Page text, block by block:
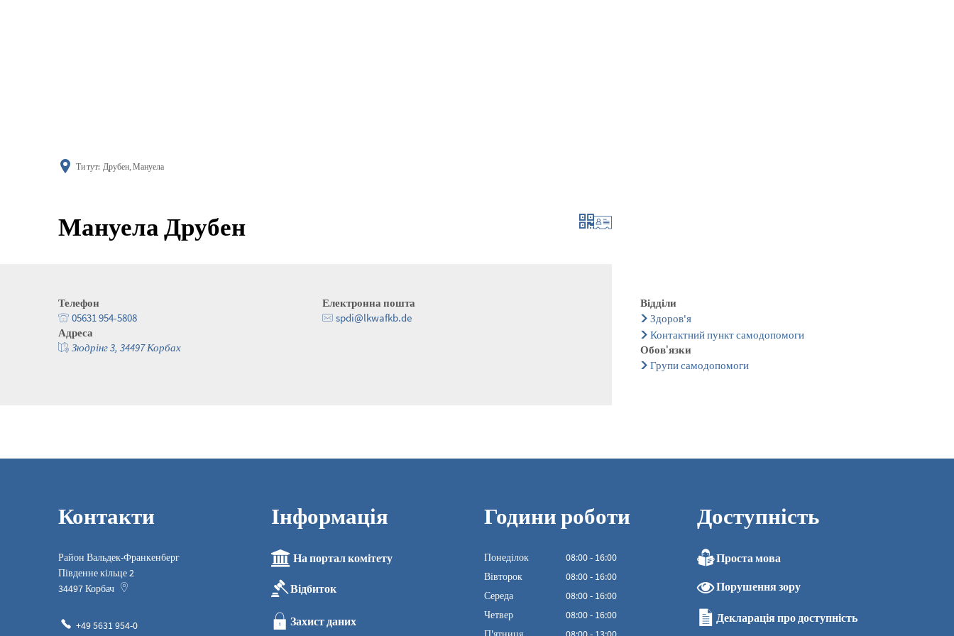
Ти тут: Друбен, Мануела
Мануела Друбен
Телефон
05631 954-5808
Електронна пошта
spdi@lkwafkb.de
Адреса
Зюдрінг 3, 34497 Корбах
Відділи
Здоров'я
Контактний пункт самодопомоги
Обов'язки
Групи самодопомоги
Контакти
Район Вальдек-Франкенберг
Південне кільце 2
34497Корбач
+49 5631 954-0
Інформація
На портал комітету
Відбиток
Захист даних
Години роботи
Понеділок 08:00- 16:00
З 08:00 до 16:00
Вівторок 08:00- 16:00
З 08:00 до 16:00
Середа 08:00- 16:00
З 08:00 до 16:00
Четвер 08:00- 16:00
З 08:00 до 16:00
Доступність
Проста мова
Порушення зору
Декларація про доступність